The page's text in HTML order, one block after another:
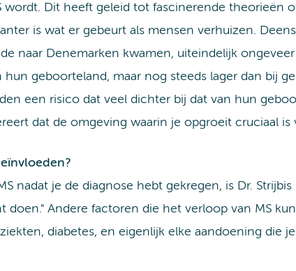
Dit heeft geleid tot fascinerende theorieën
is wat er gebeurt als mensen verhuizen.
naar Denemarken kwamen, uiteindelijk
geboorteland, maar nog steeds lager dan bij
een risico dat veel dichter bij dat van hun
dat de omgeving waarin je opgroeit cruciaal is
nadat je de diagnose hebt gekregen, is Dr.
doen." Andere factoren die het verloop van MS
diabetes, en eigenlijk elke aandoening die